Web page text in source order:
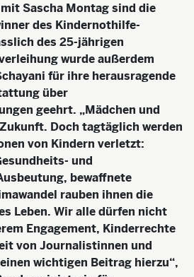
Sascha Montag sind die
des Kindernothilfe-
des 25-jährigen
wurde außerdem
für ihre herausragende
über
geehrt. „Mädchen und
Doch tagtäglich werden
von Kindern verletzt:
und
bewaffnete
rauben ihnen die
Leben. Wir alle dürfen nicht
Engagement, Kinderrechte
von Journalistinnen und
wichtigen Beitrag hierzu“,